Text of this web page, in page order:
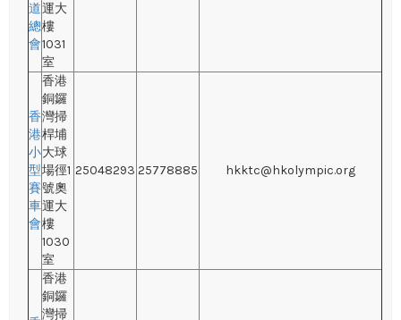
道
總
會
運大
樓
1031
室
香
港
小
型
賽
車
會
香港
銅鑼
灣掃
桿埔
大球
場徑1
號奧
運大
樓
1030
室
25048293 25778885 hkktc@hkolympic.org
香港
銅鑼
灣掃